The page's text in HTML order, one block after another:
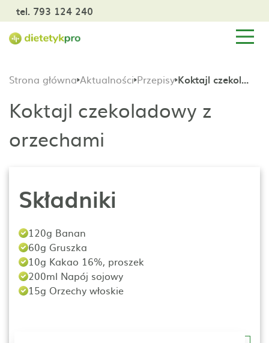
tel. 793 124 240
Strona główna Aktualności Przepisy Koktajl czekoladowy z orzechami
Koktajl czekoladowy z
orzechami
Składniki
120g Banan
60g Gruszka
10g Kakao 16%, proszek
200ml Napój sojowy
15g Orzechy włoskie